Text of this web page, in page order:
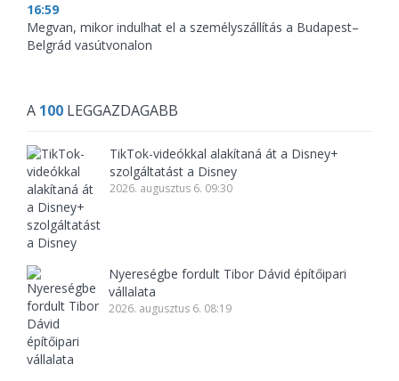
16:59
Megvan, mikor indulhat el a személyszállítás a Budapest–
Belgrád vasútvonalon
A 100 LEGGAZDAGABB
TikTok-videókkal alakítaná át a Disney+
szolgáltatást a Disney
2026. augusztus 6. 09:30
Nyereségbe fordult Tibor Dávid építőipari
vállalata
2026. augusztus 6. 08:19